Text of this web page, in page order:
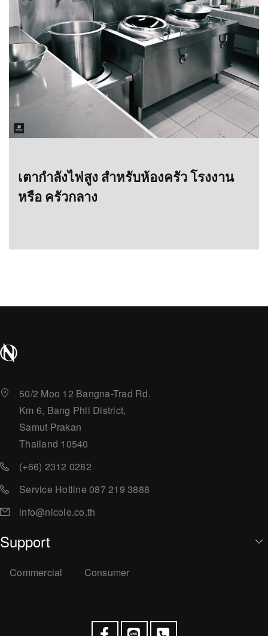
เตากำลังไฟสูง สำหรับห้องครัว โรงงาน
หรือ ครัวกลาง
50/2 Moo 12 Bangna-Trad Rd.
Km 6, Bang Phli District,
Samut Prakan
Thailand 10540
(+66) 2312 0282
Service Hotline 087 219 3888
info@nicole.co.th
Support
Commercial Consumer